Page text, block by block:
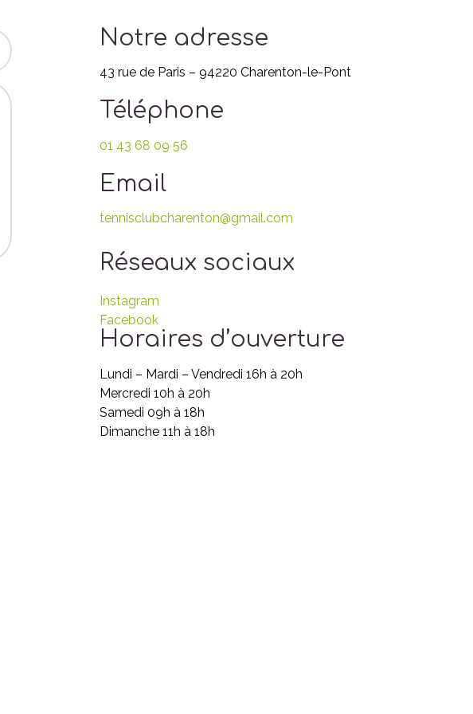
Notre adresse
43 rue de Paris – 94220 Charenton-le-Pont
Téléphone
01 43 68 09 56
Email
tennisclubcharenton@gmail.com
Réseaux sociaux
Instagram
Facebook
Horaires d’ouverture
Lundi – Mardi – Vendredi 16h à 20h
Mercredi 10h à 20h
Samedi 09h à 18h
Dimanche 11h à 18h